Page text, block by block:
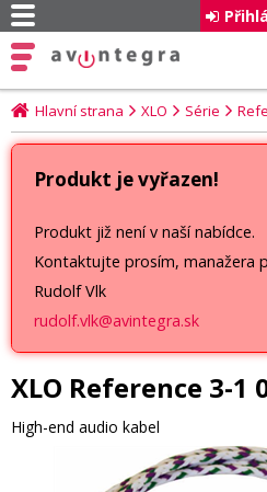
Hlavní strana XLO Série
Produkt je vyřazen!
Produkt již není v naší nabídce.
Kontaktujte prosím, manažera
Rudolf Vlk
rudolf.vlk@avintegra.sk
XLO Reference 3-1
High-end audio kabel